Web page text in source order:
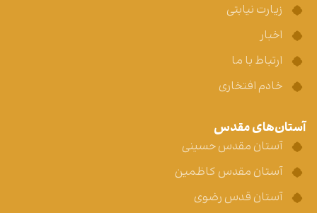
زیارت نیابتی
اخبار
ارتباط با ما
خادم افتخاری
آستان‌های مقدس
آستان مقدس حسینی
آستان مقدس کاظمین
آستان قدس رضوی